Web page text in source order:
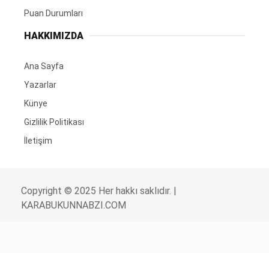
Puan Durumları
HAKKIMIZDA
Ana Sayfa
Yazarlar
Künye
Gizlilik Politikası
İletişim
Copyright © 2025 Her hakkı saklıdır. |
KARABUKUNNABZI.COM